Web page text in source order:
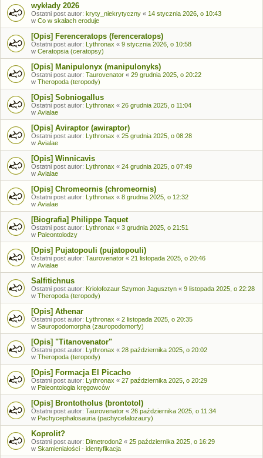
wykłady 2026
Ostatni post autor: kryty_niekrytyczny « 14 stycznia 2026, o 10:43
w Co w skałach eroduje
[Opis] Ferenceratops (ferenceratops)
Ostatni post autor: Lythronax « 9 stycznia 2026, o 10:58
w Ceratopsia (ceratopsy)
[Opis] Manipulonyx (manipulonyks)
Ostatni post autor: Taurovenator « 29 grudnia 2025, o 20:22
w Theropoda (teropody)
[Opis] Sobniogallus
Ostatni post autor: Lythronax « 26 grudnia 2025, o 11:04
w Avialae
[Opis] Aviraptor (awiraptor)
Ostatni post autor: Lythronax « 25 grudnia 2025, o 08:28
w Avialae
[Opis] Winnicavis
Ostatni post autor: Lythronax « 24 grudnia 2025, o 07:49
w Avialae
[Opis] Chromeornis (chromeornis)
Ostatni post autor: Lythronax « 8 grudnia 2025, o 12:32
w Avialae
[Biografia] Philippe Taquet
Ostatni post autor: Lythronax « 3 grudnia 2025, o 21:51
w Paleontolodzy
[Opis] Pujatopouli (pujatopouli)
Ostatni post autor: Taurovenator « 21 listopada 2025, o 20:46
w Avialae
Salfitichnus
Ostatni post autor: Kriolofozaur Szymon Jagusztyn « 9 listopada 2025, o 22:28
w Theropoda (teropody)
[Opis] Athenar
Ostatni post autor: Lythronax « 2 listopada 2025, o 20:35
w Sauropodomorpha (zauropodomorfy)
[Opis] "Titanovenator"
Ostatni post autor: Lythronax « 28 października 2025, o 20:02
w Theropoda (teropody)
[Opis] Formacja El Picacho
Ostatni post autor: Lythronax « 27 października 2025, o 20:29
w Paleontologia kręgowców
[Opis] Brontotholus (brontotol)
Ostatni post autor: Taurovenator « 26 października 2025, o 11:34
w Pachycephalosauria (pachycefalozaury)
Koprolit?
Ostatni post autor: Dimetrodon2 « 25 października 2025, o 16:29
w Skamieniałości - identyfikacja